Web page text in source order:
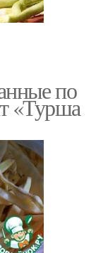
по
«Турша